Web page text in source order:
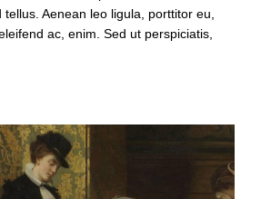
Aenean leo ligula, porttitor eu,
ac, enim. Sed ut perspiciatis,